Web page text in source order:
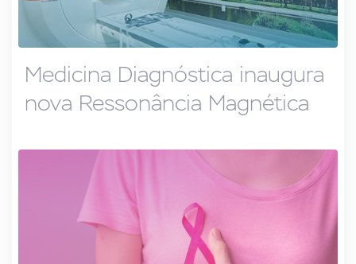
Medicina Diagnóstica inaugura
nova Ressonância Magnética